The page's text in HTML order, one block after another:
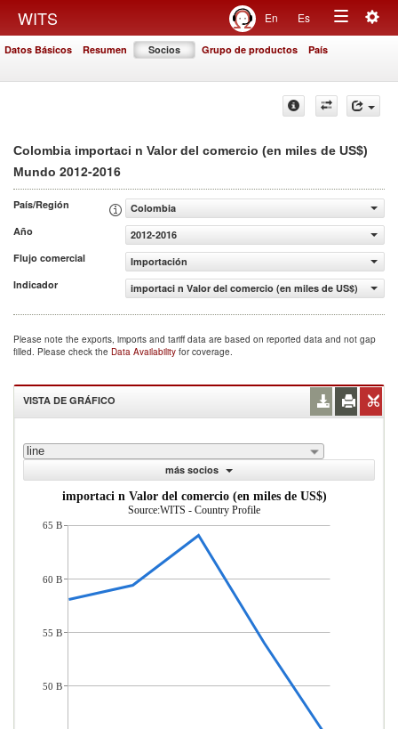
WITS En Es
Toggle
Datos Básicos Resumen Socios Grupo de productos País
Colombia importaci n Valor del comercio (en miles de US$)
Mundo 2012-2016
País/Región
Colombia
Año
2012-2016
Flujo comercial
Importación
Indicador
importaci n Valor del comercio (en miles de US$)
Please note the exports, imports and tariff data are based on reported data and not gap
filled. Please check the Data Availability for coverage.
VISTA DE GRÁFICO
line
más socios
importaci n Valor del comercio (en miles de US$)
Source:WITS - Country Profile
65 B
60 B
55 B
50 B